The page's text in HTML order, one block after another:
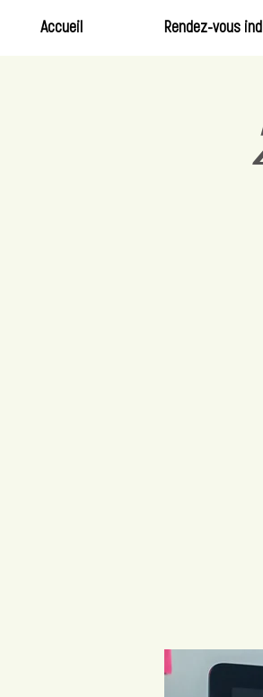
Accueil Rendez-vous